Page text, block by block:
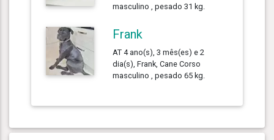
masculino , pesado 31 kg.
Frank
AT 4 ano(s), 3 mês(es) e 2
dia(s), Frank, Cane Corso
masculino , pesado 65 kg.